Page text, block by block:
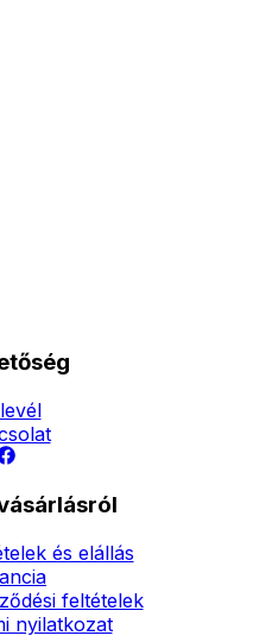
és elállás
feltételek
nyilatkozat